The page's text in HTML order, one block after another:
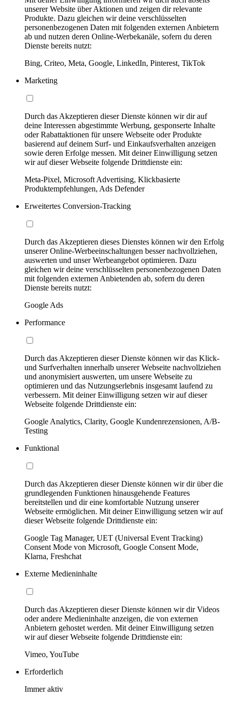
unserer Website über Aktionen und zeigen dir relevante
Produkte. Dazu gleichen wir deine verschlüsselten
personenbezogenen Daten mit folgenden externen Anbietern
ab und nutzen deren Online-Werbekanäle, sofern du deren
Dienste bereits nutzt:
Bing, Criteo, Meta, Google, LinkedIn, Pinterest, TikTok
Marketing
Durch das Akzeptieren dieser Dienste können wir dir auf
deine Interessen abgestimmte Werbung, gesponserte Inhalte
oder Rabattaktionen für unsere Webseite oder Produkte
basierend auf deinem Surf- und Einkaufsverhalten anzeigen
sowie deren Erfolge messen. Mit deiner Einwilligung setzen
wir auf dieser Webseite folgende Drittdienste ein:
Meta-Pixel, Microsoft Advertising, Klickbasierte
Produktempfehlungen, Ads Defender
Erweitertes Conversion-Tracking
Durch das Akzeptieren dieses Dienstes können wir den Erfolg
unserer Online-Werbeeinschaltungen besser nachvollziehen,
auswerten und unser Werbeangebot optimieren. Dazu
gleichen wir deine verschlüsselten personenbezogenen Daten
mit folgenden externen Anbietenden ab, sofern du deren
Dienste bereits nutzt:
Google Ads
Performance
Durch das Akzeptieren dieser Dienste können wir das Klick-
und Surfverhalten innerhalb unserer Webseite nachvollziehen
und anonymisiert auswerten, um unsere Webseite zu
optimieren und das Nutzungserlebnis insgesamt laufend zu
verbessern. Mit deiner Einwilligung setzen wir auf dieser
Webseite folgende Drittdienste ein:
Google Analytics, Clarity, Google Kundenrezensionen, A/B-
Testing
Funktional
Durch das Akzeptieren dieser Dienste können wir dir über die
grundlegenden Funktionen hinausgehende Features
bereitstellen und dir eine komfortable Nutzung unserer
Webseite ermöglichen. Mit deiner Einwilligung setzen wir auf
dieser Webseite folgende Drittdienste ein:
Google Tag Manager, UET (Universal Event Tracking)
Consent Mode von Microsoft, Google Consent Mode,
Klarna, Freshchat
Externe Medieninhalte
Durch das Akzeptieren dieser Dienste können wir dir Videos
oder andere Medieninhalte anzeigen, die von externen
Anbietern gehostet werden. Mit deiner Einwilligung setzen
wir auf dieser Webseite folgende Drittdienste ein:
Vimeo, YouTube
Erforderlich
Immer aktiv